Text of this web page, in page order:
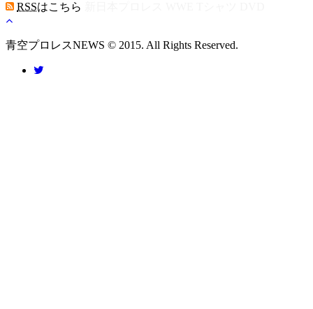
RSSはこちら
青空プロレスNEWS © 2015. All Rights Reserved.